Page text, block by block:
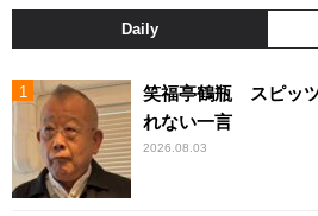
Daily
笑福亭鶴瓶 スピッ
れない一言
2026.08.03